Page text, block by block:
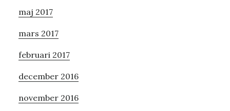
maj 2017
mars 2017
februari 2017
december 2016
november 2016